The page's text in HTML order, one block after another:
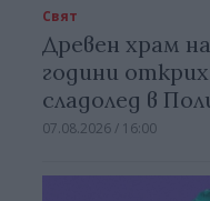
Свят
Древен храм
години
сладолед в
07.08.2026 / 16:00